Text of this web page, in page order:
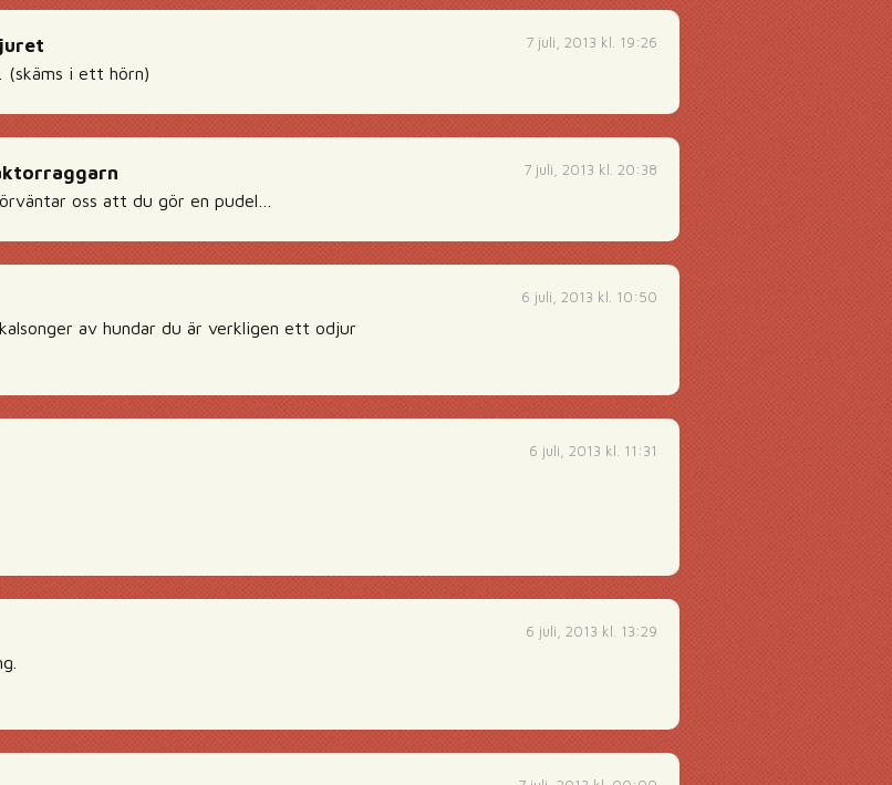
7 juli, 2013 kl. 19:26
(skäms i ett hörn)
7 juli, 2013 kl. 20:38
oss att du gör en pudel…
6 juli, 2013 kl. 10:50
av hundar du är verkligen ett odjur
6 juli, 2013 kl. 11:31
6 juli, 2013 kl. 13:29